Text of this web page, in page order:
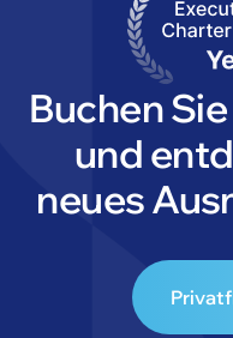
Buchen
und
neues